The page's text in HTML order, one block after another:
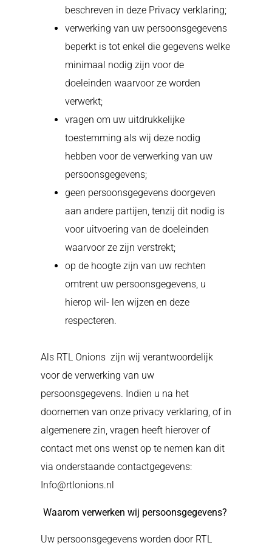
beschreven in deze Privacy verklaring;
verwerking van uw persoonsgegevens
beperkt is tot enkel die gegevens welke
minimaal nodig zijn voor de
doeleinden waarvoor ze worden
verwerkt;
vragen om uw uitdrukkelijke
toestemming als wij deze nodig
hebben voor de verwerking van uw
persoonsgegevens;
geen persoonsgegevens doorgeven
aan andere partijen, tenzij dit nodig is
voor uitvoering van de doeleinden
waarvoor ze zijn verstrekt;
op de hoogte zijn van uw rechten
omtrent uw persoonsgegevens, u
hierop wil- len wijzen en deze
respecteren.
Als RTL Onions zijn wij verantwoordelijk
voor de verwerking van uw
persoonsgegevens. Indien u na het
doornemen van onze privacy verklaring, of in
algemenere zin, vragen heeft hierover of
contact met ons wenst op te nemen kan dit
via onderstaande contactgegevens:
Info@rtlonions.nl
Waarom verwerken wij persoonsgegevens?
Uw persoonsgegevens worden door RTL